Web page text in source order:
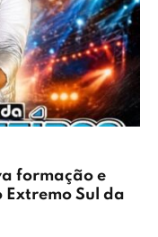
formação e
Sul da